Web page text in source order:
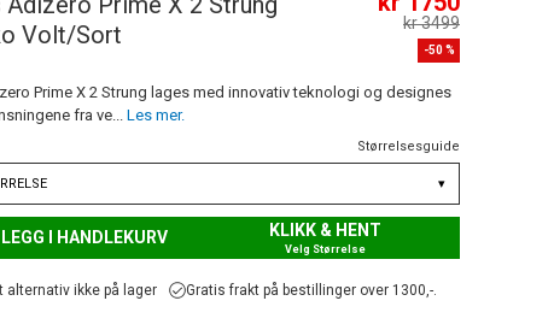
-50 %
Volt/Sort
kr 3499
Prime X 2 Strung lages med innovativ teknologi og designes
fra ve... Les mer.
Størrelsesguide
▾
LEGG I HANDLEKURV KLIKK & HENT
Velg Størrelse
alternativ ikke på lager Gratis frakt på bestillinger over 1300,-.